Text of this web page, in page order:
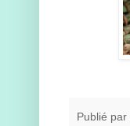
Publié par